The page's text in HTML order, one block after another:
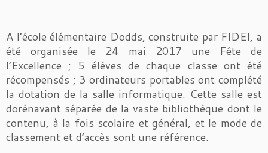
A l’école élémentaire Dodds, construite par FIDEI, a
été organisée le 24 mai 2017 une Fête de
l’Excellence ; 5 élèves de chaque classe ont été
récompensés ; 3 ordinateurs portables ont complété
la dotation de la salle informatique. Cette salle est
dorénavant séparée de la vaste bibliothèque dont le
contenu, à la fois scolaire et général, et le mode de
classement et d’accès sont une référence.